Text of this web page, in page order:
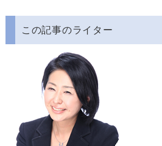
この記事のライター